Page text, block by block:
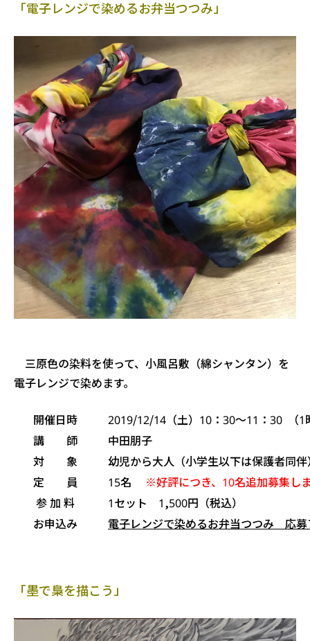
「電子レンジで染めるお弁当つつみ」
三原色の染料を使って、小風呂敷（綿シャンタン）を
電子レンジで染めます。
開催日時
2019/12/14（土）10：30〜11：30 （1
講 師
中田朋子
対 象
幼児から大人（小学生以下は保護者同
定 員
15名
※好評につき、10名追加募集し
参 加 料
1セット 1,500円（税込）
お申込み
電子レンジで染めるお弁当つつみ 応募
「墨で梟を描こう」